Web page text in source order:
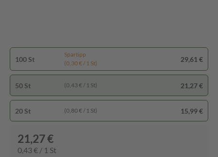
100 St
Spartipp
(0,30 € / 1 St)
29,61 €
50 St (0,43 € / 1 St) 21,27 €
20 St (0,80 € / 1 St) 15,99 €
21,27 €
0,43 € / 1 St